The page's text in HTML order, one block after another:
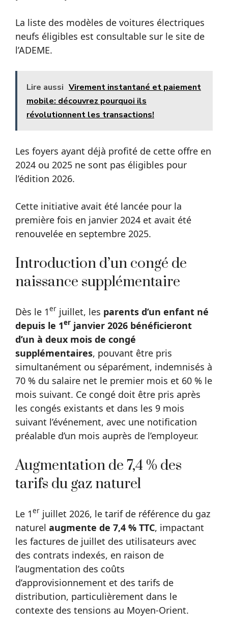
La liste des modèles de voitures électriques
neufs éligibles est consultable sur le site de
l’ADEME.
Lire aussi Virement instantané et paiement
mobile: découvrez pourquoi ils
révolutionnent les transactions!
Les foyers ayant déjà profité de cette offre en
2024 ou 2025 ne sont pas éligibles pour
l’édition 2026.
Cette initiative avait été lancée pour la
première fois en janvier 2024 et avait été
renouvelée en septembre 2025.
Introduction d’un congé de
naissance supplémentaire
Dès le 1er juillet, les parents d’un enfant né
depuis le 1er janvier 2026 bénéficieront
d’un à deux mois de congé
supplémentaires, pouvant être pris
simultanément ou séparément, indemnisés à
70 % du salaire net le premier mois et 60 % le
mois suivant. Ce congé doit être pris après
les congés existants et dans les 9 mois
suivant l’événement, avec une notification
préalable d’un mois auprès de l’employeur.
Augmentation de 7,4 % des
tarifs du gaz naturel
Le 1er juillet 2026, le tarif de référence du gaz
naturel augmente de 7,4 % TTC, impactant
les factures de juillet des utilisateurs avec
des contrats indexés, en raison de
l’augmentation des coûts
d’approvisionnement et des tarifs de
distribution, particulièrement dans le
contexte des tensions au Moyen-Orient.